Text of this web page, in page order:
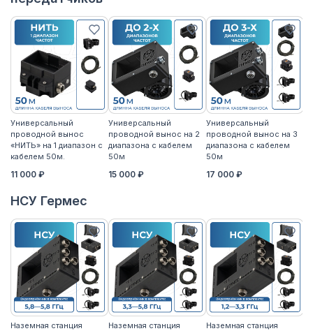
Универсальный
проводной вынос
«НИТЬ» на 1 диапазон с
кабелем 50м.
11 000 ₽
Универсальный
проводной вынос на 2
диапазона с кабелем
50м
15 000 ₽
Универсальный
проводной вынос на 3
диапазона с кабелем
50м
17 000 ₽
НСУ Гермес
Наземная станция
Наземная станция
Наземная станция